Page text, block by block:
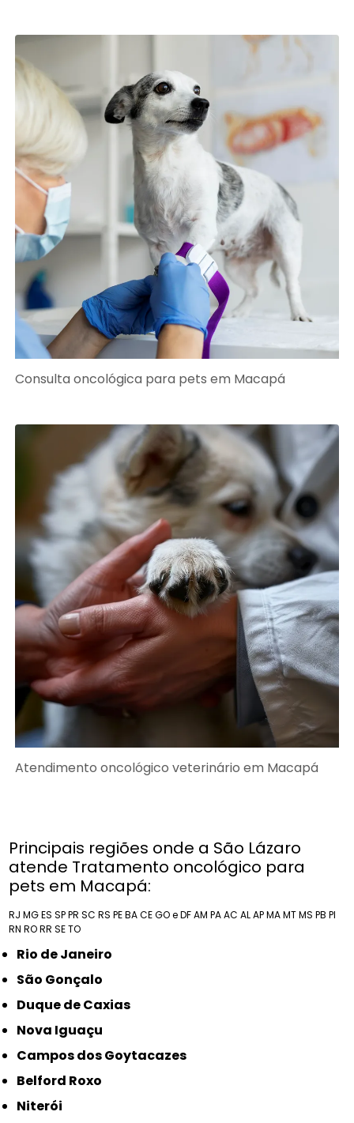
Consulta oncológica para pets em Macapá
Atendimento oncológico veterinário em Macapá
Principais regiões onde a São Lázaro
atende Tratamento oncológico para
pets em Macapá:
RJ MGES SPPR SC RS PEBACEGO e DFAM PAAC ALAPMAMTMS PB PI
RN RORR SETO
Rio de Janeiro
São Gonçalo
Duque de Caxias
Nova Iguaçu
Campos dos Goytacazes
Belford Roxo
Niterói